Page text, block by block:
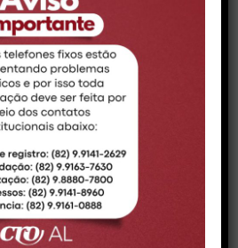
– CEP 57052-190 –
AL
ARAPIRACA
(82) 98880-5939
09h às 15h
Ceci Cunha, nº 50,
- CEP 57313-085 -
AL